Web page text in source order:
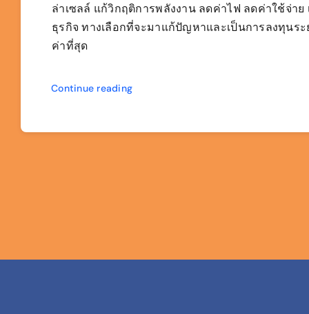
ล่าเซลล์ แก้วิกฤติการพลังงาน ลดค่าไฟ ลดค่าใช้จ่าย
ธุรกิจ ทางเลือกที่จะมาแก้ปัญหาและเป็นการลงทุนร
ค่าที่สุด
Continue reading